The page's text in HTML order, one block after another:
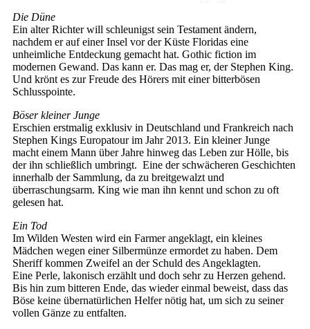
Die Düne
Ein alter Richter will schleunigst sein Testament ändern,
nachdem er auf einer Insel vor der Küste Floridas eine
unheimliche Entdeckung gemacht hat. Gothic fiction im
modernen Gewand. Das kann er. Das mag er, der Stephen King.
Und krönt es zur Freude des Hörers mit einer bitterbösen
Schlusspointe.
Böser kleiner Junge
Erschien erstmalig exklusiv in Deutschland und Frankreich nach
Stephen Kings Europatour im Jahr 2013. Ein kleiner Junge
macht einem Mann über Jahre hinweg das Leben zur Hölle, bis
der ihn schließlich umbringt. Eine der schwächeren Geschichten
innerhalb der Sammlung, da zu breitgewalzt und
überraschungsarm. King wie man ihn kennt und schon zu oft
gelesen hat.
Ein Tod
Im Wilden Westen wird ein Farmer angeklagt, ein kleines
Mädchen wegen einer Silbermünze ermordet zu haben. Dem
Sheriff kommen Zweifel an der Schuld des Angeklagten.
Eine Perle, lakonisch erzählt und doch sehr zu Herzen gehend.
Bis hin zum bitteren Ende, das wieder einmal beweist, dass das
Böse keine übernatürlichen Helfer nötig hat, um sich zu seiner
vollen Gänze zu entfalten.